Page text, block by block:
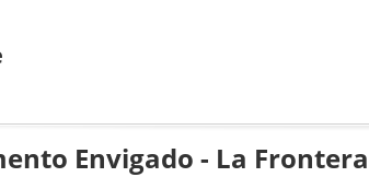
Envigado - La Frontera